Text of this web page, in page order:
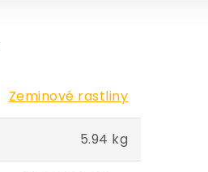
Zeminové rastliny
5.94 kg